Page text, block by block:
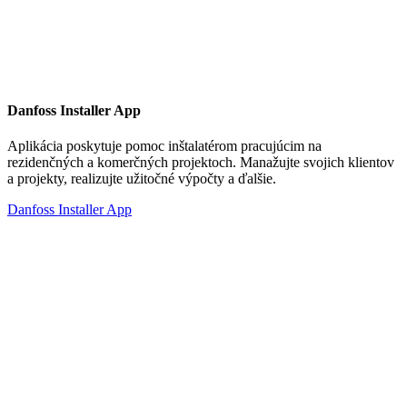
Danfoss Installer App
Aplikácia poskytuje pomoc inštalatérom pracujúcim na
rezidenčných a komerčných projektoch. Manažujte svojich klientov
a projekty, realizujte užitočné výpočty a ďalšie.
Danfoss Installer App